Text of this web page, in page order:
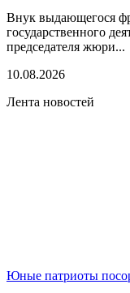
Внук выдающегося
государственного
председателя жюри...
10.08.2026
Лента новостей
Юные патриоты